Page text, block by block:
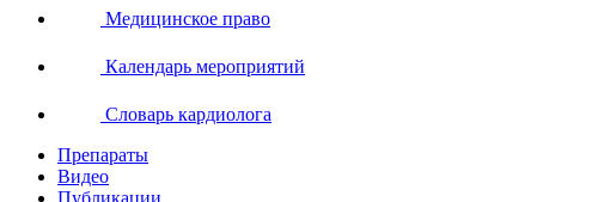
Медицинское право
Календарь мероприятий
Словарь кардиолога
Препараты
Видео
Публикации